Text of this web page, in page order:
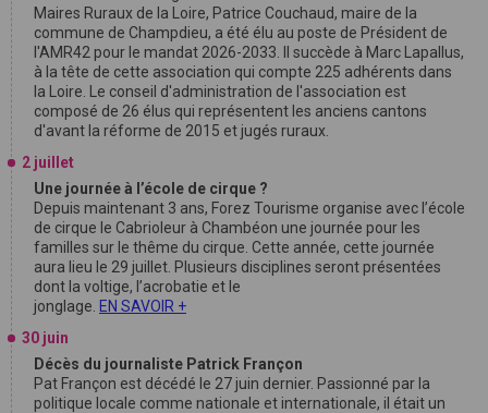
Maires Ruraux de la Loire, Patrice Couchaud, maire de la
commune de Champdieu, a été élu au poste de Président de
l'AMR42 pour le mandat 2026-2033. Il succède à Marc Lapallus,
à la tête de cette association qui compte 225 adhérents dans
la Loire. Le conseil d'administration de l'association est
composé de 26 élus qui représentent les anciens cantons
d'avant la réforme de 2015 et jugés ruraux.
2 juillet
Une journée à l’école de cirque ?
Depuis maintenant 3 ans, Forez Tourisme organise avec l’école
de cirque le Cabrioleur à Chambéon une journée pour les
familles sur le thême du cirque. Cette année, cette journée
aura lieu le 29 juillet. Plusieurs disciplines seront présentées
dont la voltige, l’acrobatie et le
jonglage. EN SAVOIR +
30 juin
Décès du journaliste Patrick Françon
Pat Françon est décédé le 27 juin dernier. Passionné par la
politique locale comme nationale et internationale, il était un